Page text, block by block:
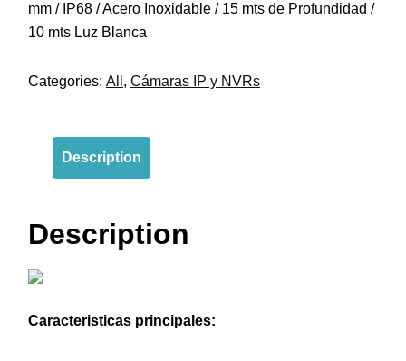
mm / IP68 / Acero Inoxidable / 15 mts de Profundidad /
10 mts Luz Blanca
Categories: All , Cámaras IP y NVRs
Description
Description
Caracteristicas principales: